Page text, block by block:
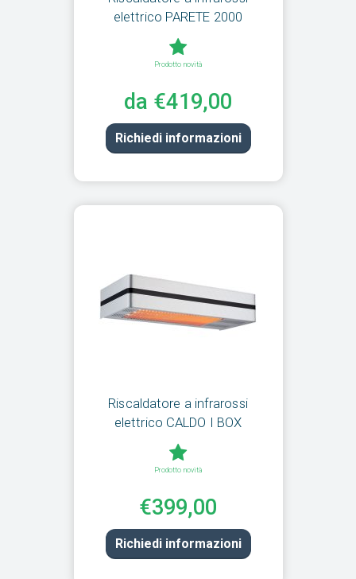
elettrico PARETE 2000
Prodotto novità
da €419,00
Richiedi informazioni
Riscaldatore a infrarossi
elettrico CALDO I BOX
Prodotto novità
€399,00
Richiedi informazioni